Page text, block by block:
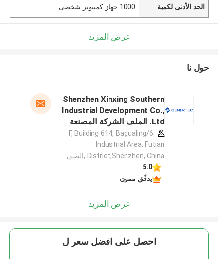
الحد الأدنى لكمية 1000 جهاز كمبيوتر شخصى
عرض المزيد
حول نا
Shenzhen Xinxing Southern
Industrial Development Co.,
Ltd. الملف الشركة المصنعة
6/F, Building 614, Bagualing
Industrial Area, Futian
District,Shenzhen, China ,الصين
5.0
يدقّق ممون
عرض المزيد
احصل على افضل سعر ل